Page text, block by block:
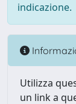
indicazione.
Utilizza
un link a